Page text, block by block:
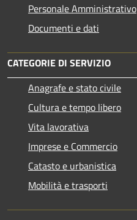
Personale Amministrativo
Documenti e dati
CATEGORIE DI SERVIZIO
Anagrafe e stato civile
Cultura e tempo libero
Vita lavorativa
Imprese e Commercio
Catasto e urbanistica
Mobilità e trasporti